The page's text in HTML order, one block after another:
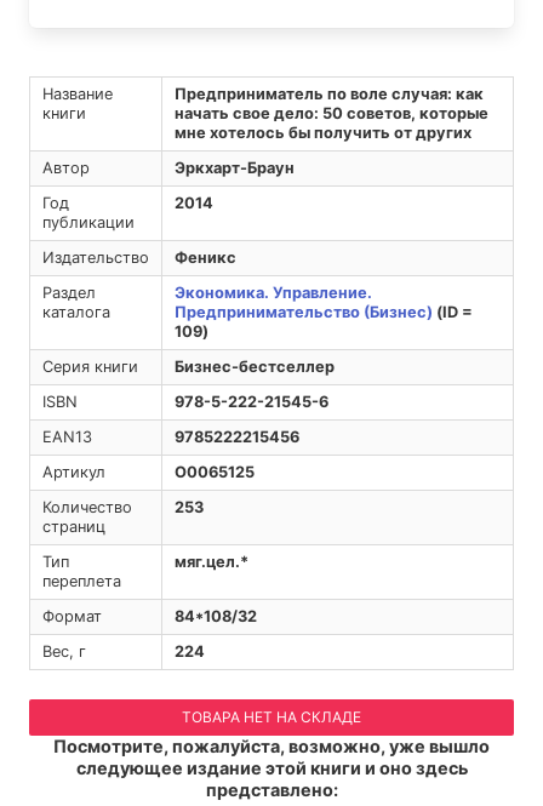
Название
книги
Предприниматель по воле случая: как
начать свое дело: 50 советов, которые
мне хотелось бы получить от других
Автор
Эркхарт-Браун
Год
публикации
2014
Издательство
Феникс
Раздел
каталога
Экономика. Управление.
Предпринимательство (Бизнес) (ID =
109)
Серия книги
Бизнес-бестселлер
ISBN
978-5-222-21545-6
EAN13
9785222215456
Артикул
O0065125
Количество
страниц
253
Тип
переплета
мяг.цел.*
Формат
84*108/32
Вес, г
224
ТОВАРА НЕТ НА СКЛАДЕ
Посмотрите, пожалуйста, возможно, уже вышло
следующее издание этой книги и оно здесь
представлено: